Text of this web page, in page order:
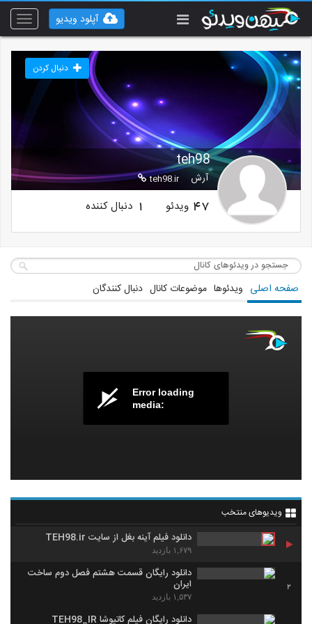
Toggle
آپلود ویدیو
teh98
آرش teh98.ir
دنبال کردن
47 ویدئو 1 دنبال کننده
صفحه اصلی ویدئوها موضوعات کانال دنبال کنندگان
Error loading
media:
ویدیوهای منتخب
دانلود فیلم آینه بغل از سایت TEH98.ir
۱,۶۷۹ بازدید
2
دانلود رایگان قسمت هشتم فصل دوم ساخت
ایران
۱,۵۳۷ بازدید
دانلود رایگان فیلم کاتیوشا TEH98_IR